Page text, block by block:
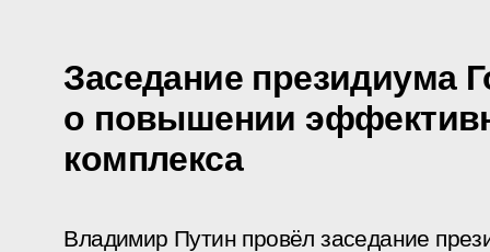
Заседание президиума
о повышении
комплекса
Владимир Путин провёл заседание